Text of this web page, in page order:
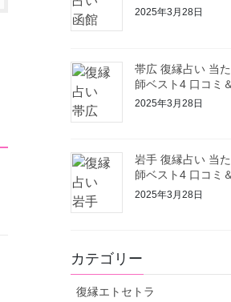
2025年3月28日
帯広 復縁占い 当
師ベスト4 口コミ
2025年3月28日
岩手 復縁占い 当
師ベスト4 口コミ
2025年3月28日
カテゴリー
復縁エトセトラ